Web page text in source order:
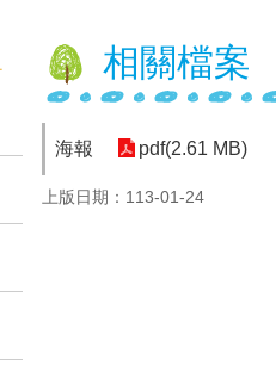
相關檔案
海報 pdf(2.61 MB)
上版日期：113-01-24